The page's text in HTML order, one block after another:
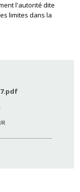
l'autorité dite
limites dans la